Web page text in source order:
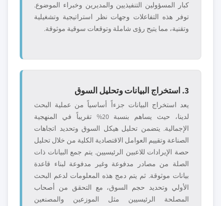
كبار المسؤولين التنفيذيين والمديرين وخبراء الموضوع.
توفر هذه التفاعلات وجهات نظر استراتيجية وتشغيلية
وتقنية، مما يتيح رؤى شاملة وتوقعات سوقية موثوقة.
3. استخراج البيانات وتحليل السوق
يعد استخراج البيانات جزءاً أساسياً من عملية البحث
لدينا، حيث يساهم بنسبة 20% تقريباً في المنهجية
الإجمالية. يتضمن تحليل هيكل السوق وتحديد اتجاهات
الصناعة وتقييم العوامل الاقتصادية الكلية من خلال تحليل
حصة الإيرادات للاعبين الرئيسيين. يتم جمع البيانات ذات
الصلة من مصادر مدفوعة وغير مدفوعة لبناء قاعدة
بيانات موثوقة. ثم يتم دمج هذه المعلومات لدعم البحث
الأولي وتحديد حجم السوق، مع التحقق من أصحاب
المصلحة الرئيسيين مثل الموزعين والمصنعين